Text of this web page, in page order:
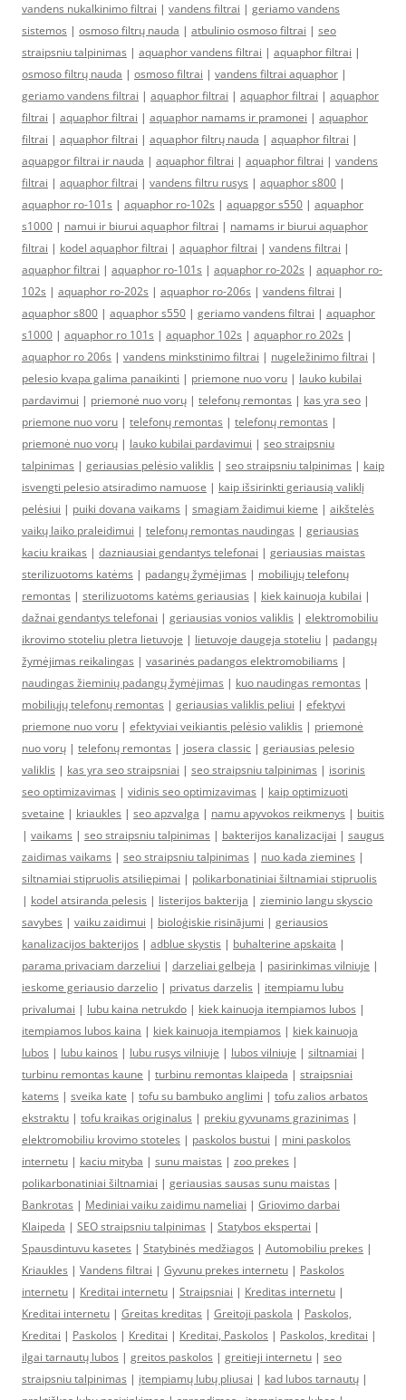
vandens nukalkinimo filtrai | vandens filtrai | geriamo vandens
sistemos | osmoso filtrų nauda | atbulinio osmoso filtrai | seo
straipsniu talpinimas | aquaphor vandens filtrai | aquaphor filtrai |
osmoso filtrų nauda | osmoso filtrai | vandens filtrai aquaphor |
geriamo vandens filtrai | aquaphor filtrai | aquaphor filtrai | aquaphor
filtrai | aquaphor filtrai | aquaphor namams ir pramonei | aquaphor
filtrai | aquaphor filtrai | aquaphor filtrų nauda | aquaphor filtrai |
aquapgor filtrai ir nauda | aquaphor filtrai | aquaphor filtrai | vandens
filtrai | aquaphor filtrai | vandens filtru rusys | aquaphor s800 |
aquaphor ro-101s | aquaphor ro-102s | aquapgor s550 | aquaphor
s1000 | namui ir biurui aquaphor filtrai | namams ir biurui aquaphor
filtrai | kodel aquaphor filtrai | aquaphor filtrai | vandens filtrai |
aquaphor filtrai | aquaphor ro-101s | aquaphor ro-202s | aquaphor ro-
102s | aquaphor ro-202s | aquaphor ro-206s | vandens filtrai |
aquaphor s800 | aquaphor s550 | geriamo vandens filtrai | aquaphor
s1000 | aquaphor ro 101s | aquaphor 102s | aquaphor ro 202s |
aquaphor ro 206s | vandens minkstinimo filtrai | nugeležinimo filtrai |
pelesio kvapa galima panaikinti | priemone nuo voru | lauko kubilai
pardavimui | priemonė nuo vorų | telefonų remontas | kas yra seo |
priemone nuo voru | telefonų remontas | telefonų remontas |
priemonė nuo vorų | lauko kubilai pardavimui | seo straipsniu
talpinimas | geriausias pelėsio valiklis | seo straipsniu talpinimas | kaip
isvengti pelesio atsiradimo namuose | kaip išsirinkti geriausią valiklį
pelėsiui | puiki dovana vaikams | smagiam žaidimui kieme | aikštelės
vaikų laiko praleidimui | telefonų remontas naudingas | geriausias
kaciu kraikas | dazniausiai gendantys telefonai | geriausias maistas
sterilizuotoms katėms | padangų žymėjimas | mobiliųjų telefonų
remontas | sterilizuotoms katėms geriausias | kiek kainuoja kubilai |
dažnai gendantys telefonai | geriausias vonios valiklis | elektromobiliu
ikrovimo stoteliu pletra lietuvoje | lietuvoje daugeja stoteliu | padangų
žymėjimas reikalingas | vasarinės padangos elektromobiliams |
naudingas žieminių padangų žymėjimas | kuo naudingas remontas |
mobiliųjų telefonų remontas | geriausias valiklis peliui | efektyvi
priemone nuo voru | efektyviai veikiantis pelėsio valiklis | priemonė
nuo vorų | telefonų remontas | josera classic | geriausias pelesio
valiklis | kas yra seo straipsniai | seo straipsniu talpinimas | isorinis
seo optimizavimas | vidinis seo optimizavimas | kaip optimizuoti
svetaine | kriaukles | seo apzvalga | namu apyvokos reikmenys | buitis
| vaikams | seo straipsniu talpinimas | bakterijos kanalizacijai | saugus
zaidimas vaikams | seo straipsniu talpinimas | nuo kada ziemines |
siltnamiai stipruolis atsiliepimai | polikarbonatiniai šiltnamiai stipruolis
| kodel atsiranda pelesis | listerijos bakterija | zieminio langu skyscio
savybes | vaiku zaidimui | bioloģiskie risinājumi | geriausios
kanalizacijos bakterijos | adblue skystis | buhalterine apskaita |
parama privaciam darzeliui | darzeliai gelbeja | pasirinkimas vilniuje |
ieskome geriausio darzelio | privatus darzelis | itempiamu lubu
privalumai | lubu kaina netrukdo | kiek kainuoja itempiamos lubos |
itempiamos lubos kaina | kiek kainuoja itempiamos | kiek kainuoja
lubos | lubu kainos | lubu rusys vilniuje | lubos vilniuje | siltnamiai |
turbinu remontas kaune | turbinu remontas klaipeda | straipsniai
katems | sveika kate | tofu su bambuko anglimi | tofu zalios arbatos
ekstraktu | tofu kraikas originalus | prekiu gyvunams grazinimas |
elektromobiliu krovimo stoteles | paskolos bustui | mini paskolos
internetu | kaciu mityba | sunu maistas | zoo prekes |
polikarbonatiniai šiltnamiai | geriausias sausas sunu maistas |
Bankrotas | Mediniai vaiku zaidimu nameliai | Griovimo darbai
Klaipeda | SEO straipsniu talpinimas | Statybos ekspertai |
Spausdintuvu kasetes | Statybinės medžiagos | Automobiliu prekes |
Kriaukles | Vandens filtrai | Gyvunu prekes internetu | Paskolos
internetu | Kreditai internetu | Straipsniai | Kreditas internetu |
Kreditai internetu | Greitas kreditas | Greitoji paskola | Paskolos,
Kreditai | Paskolos | Kreditai | Kreditai, Paskolos | Paskolos, kreditai |
ilgai tarnautų lubos | greitos paskolos | greitieji internetu | seo
straipsniu talpinimas | įtempiamų lubų pliusai | kad lubos tarnautų |